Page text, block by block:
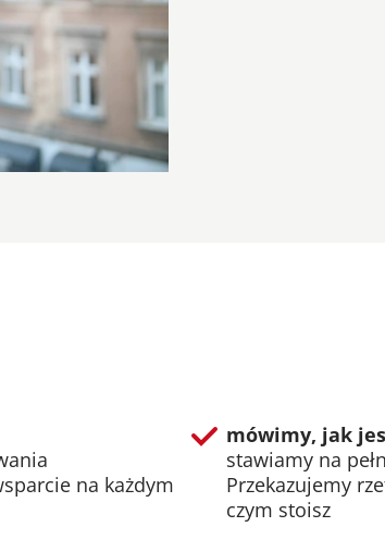
na każdym
mówimy, jak
stawiamy na
Przekazujemy
czym stoisz